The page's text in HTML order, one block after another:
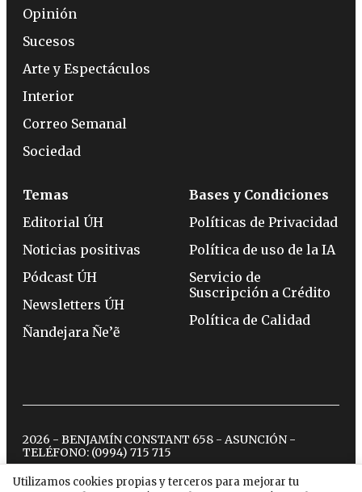
Utilizamos cookies propias y terceros para mejorar tu
Opinión
Sucesos
Arte y Espectáculos
Interior
Correo Semanal
Sociedad
Temas
Editorial ÚH
Noticias positivas
Pódcast ÚH
Newsletters ÚH
Ñandejara Ñe’ẽ
Bases y Condiciones
Políticas de Privacidad
Política de uso de la IA
Servicio de
Suscripción a Crédito
Política de Calidad
2026 - BENJAMÍN CONSTANT 658 - ASUNCIÓN -
TELÉFONO: (0994) 715 715